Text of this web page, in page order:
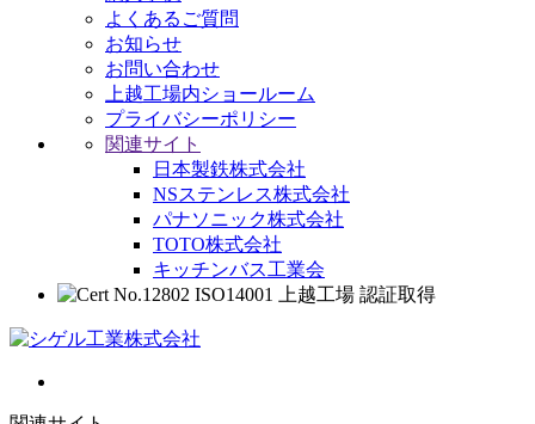
よくあるご質問
お知らせ
お問い合わせ
上越工場内ショールーム
プライバシーポリシー
関連サイト
日本製鉄株式会社
NSステンレス株式会社
パナソニック株式会社
TOTO株式会社
キッチンバス工業会